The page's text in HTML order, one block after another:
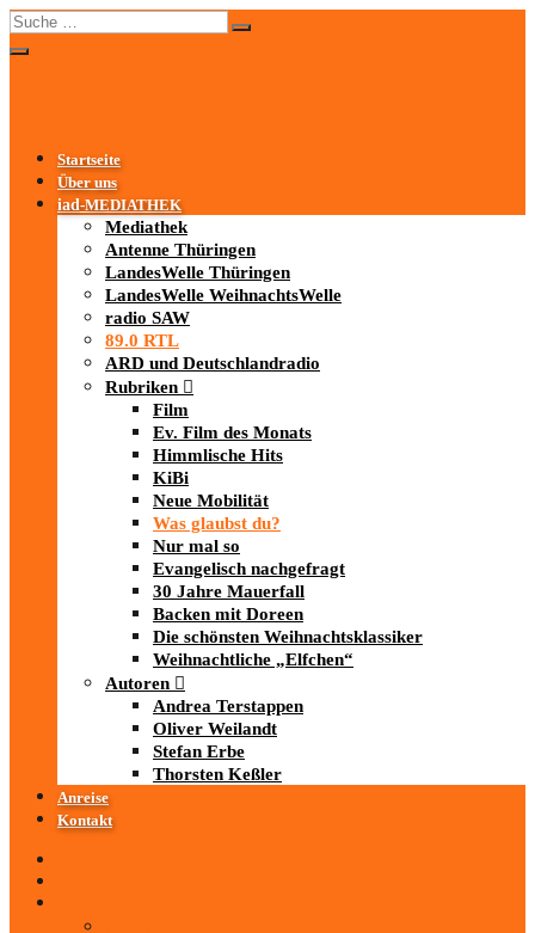
Startseite
Über uns
iad-MEDIATHEK
Mediathek
Antenne Thüringen
LandesWelle Thüringen
LandesWelle WeihnachtsWelle
radio SAW
89.0 RTL
ARD und Deutschlandradio
Rubriken
Film
Ev. Film des Monats
Himmlische Hits
KiBi
Neue Mobilität
Was glaubst du?
Nur mal so
Evangelisch nachgefragt
30 Jahre Mauerfall
Backen mit Doreen
Die schönsten Weihnachtsklassiker
Weihnachtliche „Elfchen“
Autoren
Andrea Terstappen
Oliver Weilandt
Stefan Erbe
Thorsten Keßler
Anreise
Kontakt